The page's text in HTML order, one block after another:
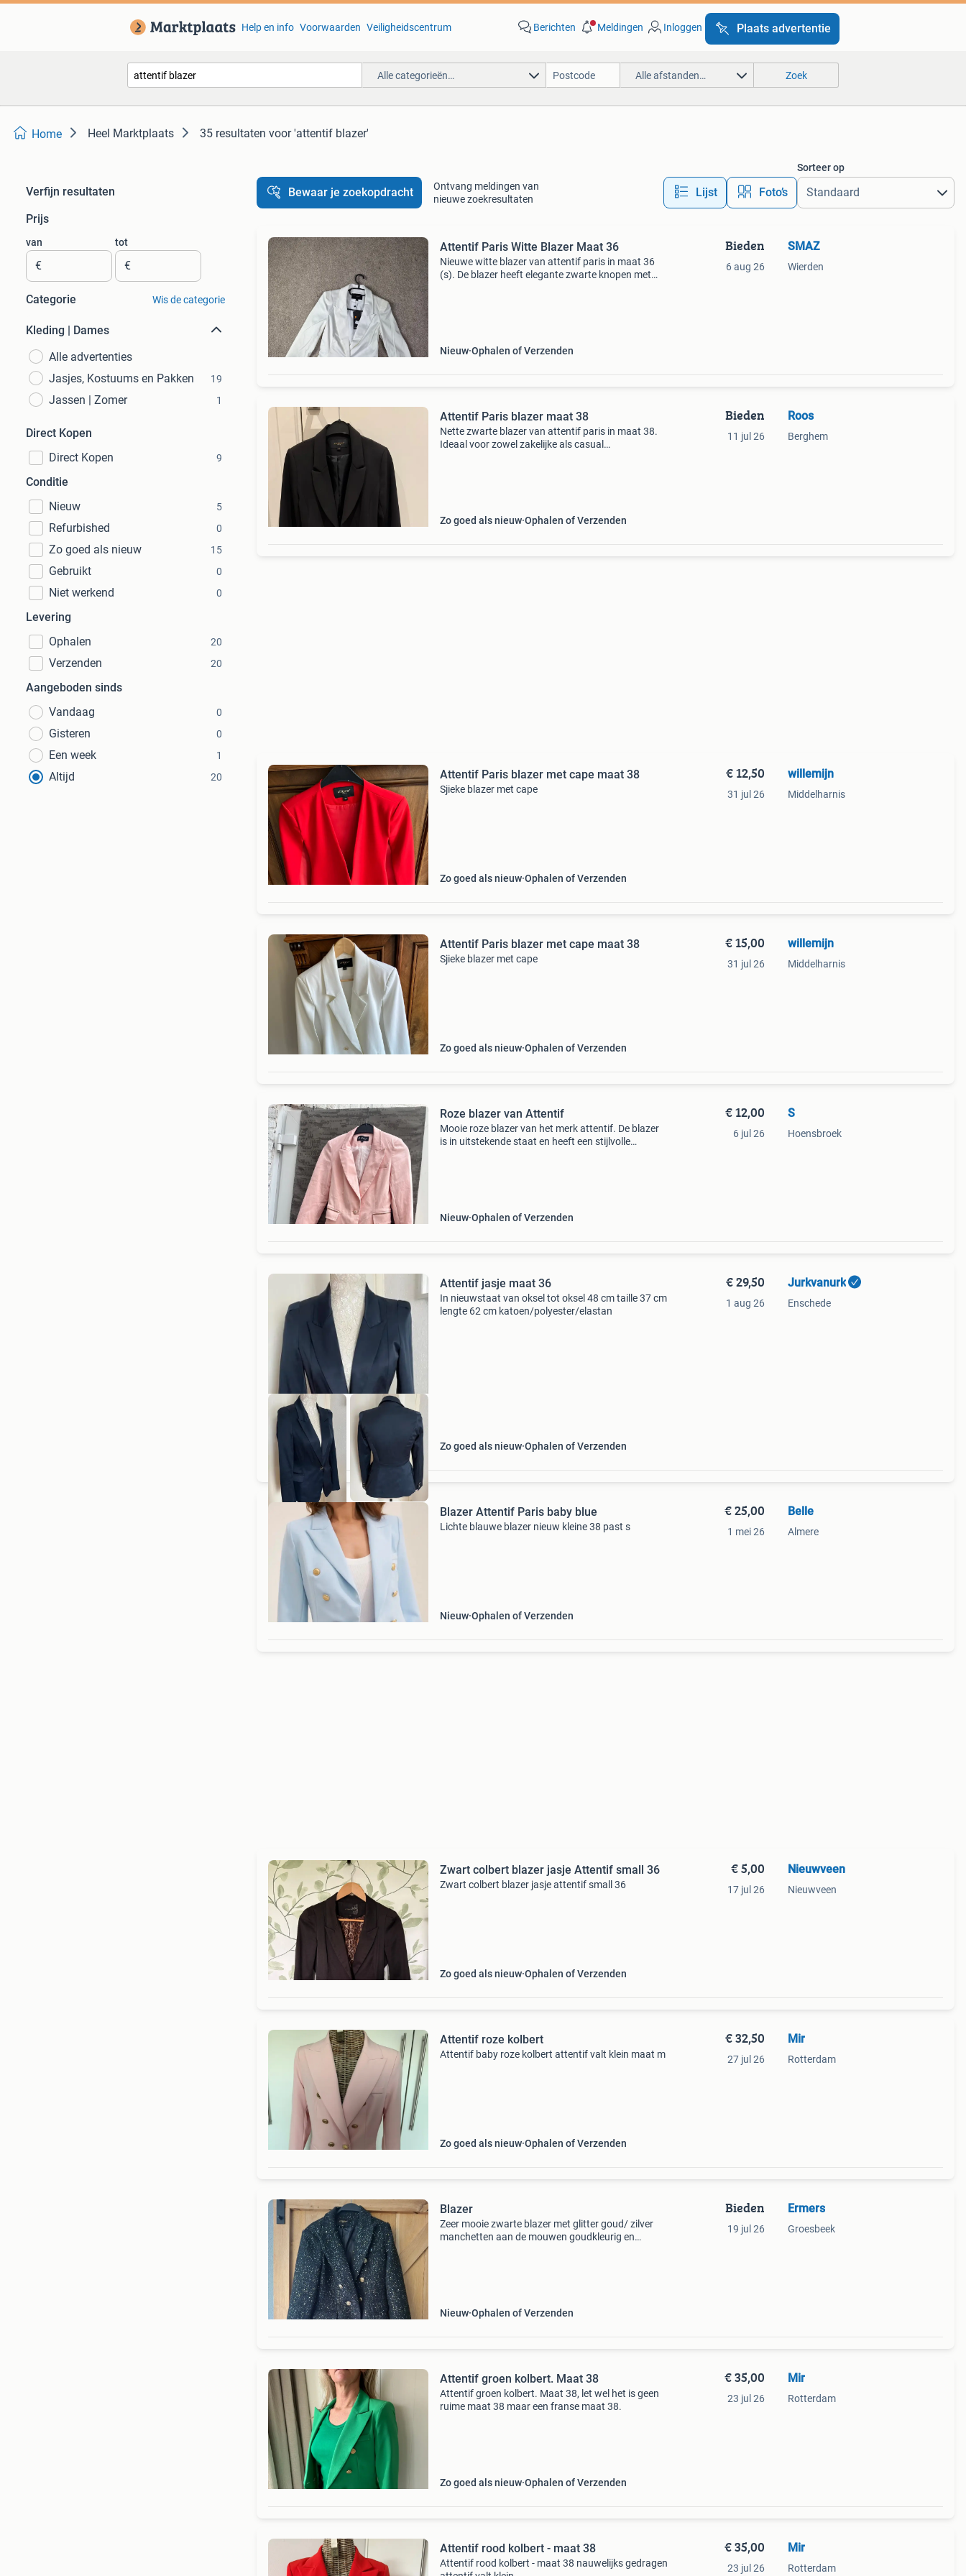
Help en info Voorwaarden Veiligheidscentrum Berichten Meldingen Inloggen Plaats advertentie
Alle categorieën… Alle afstanden… Zoek
Home Heel Marktplaats 35 resultaten voor 'attentif blazer'
Verfijn resultaten
Prijs
van
€
tot
€
Categorie Wis de categorie
Kleding | Dames
Alle advertenties
Jasjes, Kostuums en Pakken
19
Jassen | Zomer 1
Direct Kopen
Direct Kopen
9
Conditie
Nieuw
5
Refurbished 0
Zo goed als nieuw 15
Gebruikt 0
Niet werkend 0
Levering
Ophalen
20
Verzenden 20
Aangeboden sinds
Vandaag
0
Gisteren 0
Een week 1
Altijd 20
Bewaar je zoekopdracht
Ontvang meldingen van
nieuwe zoekresultaten
Lijst Foto’s
Sorteer op
Attentif Paris Witte Blazer Maat 36
Nieuwe witte blazer van attentif paris in maat 36
(s). De blazer heeft elegante zwarte knopen met
Nieuw Ophalen of Verzenden
Bieden
6 aug 26
SMAZ
Wierden
Attentif Paris blazer maat 38
Nette zwarte blazer van attentif paris in maat 38.
Ideaal voor zowel zakelijke als casual
Zo goed als nieuw Ophalen of Verzenden
Bieden
11 jul 26
Roos
Berghem
Attentif Paris blazer met cape maat 38
Sjieke blazer met cape
Zo goed als nieuw Ophalen of Verzenden
€ 12,50
31 jul 26
willemijn
Middelharnis
Attentif Paris blazer met cape maat 38
Sjieke blazer met cape
Zo goed als nieuw Ophalen of Verzenden
€ 15,00
31 jul 26
willemijn
Middelharnis
Roze blazer van Attentif
Mooie roze blazer van het merk attentif. De blazer
is in uitstekende staat en heeft een stijlvolle
Nieuw Ophalen of Verzenden
€ 12,00
6 jul 26
S
Hoensbroek
Attentif jasje maat 36
In nieuwstaat van oksel tot oksel 48 cm taille 37 cm
lengte 62 cm katoen/polyester/elastan
Zo goed als nieuw Ophalen of Verzenden
€ 29,50
1 aug 26
Jurkvanurk
Enschede
Blazer Attentif Paris baby blue
Lichte blauwe blazer nieuw kleine 38 past s
Nieuw Ophalen of Verzenden
€ 25,00
1 mei 26
Belle
Almere
Zwart colbert blazer jasje Attentif small 36
Zwart colbert blazer jasje attentif small 36
Zo goed als nieuw Ophalen of Verzenden
€ 5,00
17 jul 26
Nieuwveen
Nieuwveen
Attentif roze kolbert
Attentif baby roze kolbert attentif valt klein maat m
Zo goed als nieuw Ophalen of Verzenden
€ 32,50
27 jul 26
Mir
Rotterdam
Blazer
Zeer mooie zwarte blazer met glitter goud/ zilver
manchetten aan de mouwen goudkleurig en
Nieuw Ophalen of Verzenden
Bieden
19 jul 26
Ermers
Groesbeek
Attentif groen kolbert. Maat 38
Attentif groen kolbert. Maat 38, let wel het is geen
ruime maat 38 maar een franse maat 38.
Zo goed als nieuw Ophalen of Verzenden
€ 35,00
23 jul 26
Mir
Rotterdam
Attentif rood kolbert - maat 38
Attentif rood kolbert - maat 38 nauwelijks gedragen
€ 35,00
23 jul 26
Mir
Rotterdam